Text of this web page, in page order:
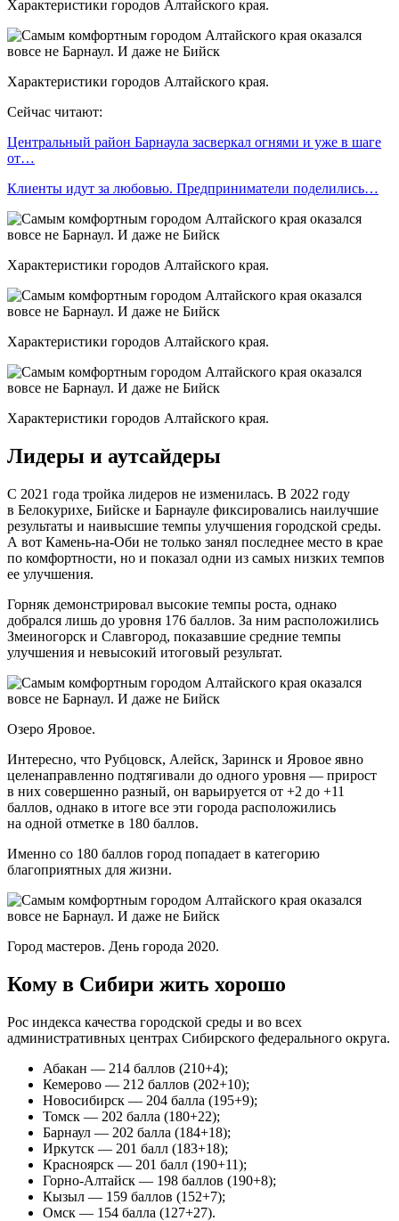
Характеристики городов Алтайского края.
Характеристики городов Алтайского края.
Сейчас читают:
Центральный район Барнаула засверкал огнями и уже в шаге
от…
Клиенты идут за любовью. Предприниматели поделились…
Характеристики городов Алтайского края.
Характеристики городов Алтайского края.
Характеристики городов Алтайского края.
Лидеры и аутсайдеры
С 2021 года тройка лидеров не изменилась. В 2022 году
в Белокурихе, Бийске и Барнауле фиксировались наилучшие
результаты и наивысшие темпы улучшения городской среды.
А вот Камень-на-Оби не только занял последнее место в крае
по комфортности, но и показал одни из самых низких темпов
ее улучшения.
Горняк демонстрировал высокие темпы роста, однако
добрался лишь до уровня 176 баллов. За ним расположились
Змеиногорск и Славгород, показавшие средние темпы
улучшения и невысокий итоговый результат.
Озеро Яровое.
Интересно, что Рубцовск, Алейск, Заринск и Яровое явно
целенаправленно подтягивали до одного уровня — прирост
в них совершенно разный, он варьируется от +2 до +11
баллов, однако в итоге все эти города расположились
на одной отметке в 180 баллов.
Именно со 180 баллов город попадает в категорию
благоприятных для жизни.
Город мастеров. День города 2020.
Кому в Сибири жить хорошо
Рос индекса качества городской среды и во всех
административных центрах Сибирского федерального округа.
Абакан — 214 баллов (210+4);
Кемерово — 212 баллов (202+10);
Новосибирск — 204 балла (195+9);
Томск — 202 балла (180+22);
Барнаул — 202 балла (184+18);
Иркутск — 201 балл (183+18);
Красноярск — 201 балл (190+11);
Горно-Алтайск — 198 баллов (190+8);
Кызыл — 159 баллов (152+7);
Омск — 154 балла (127+27).